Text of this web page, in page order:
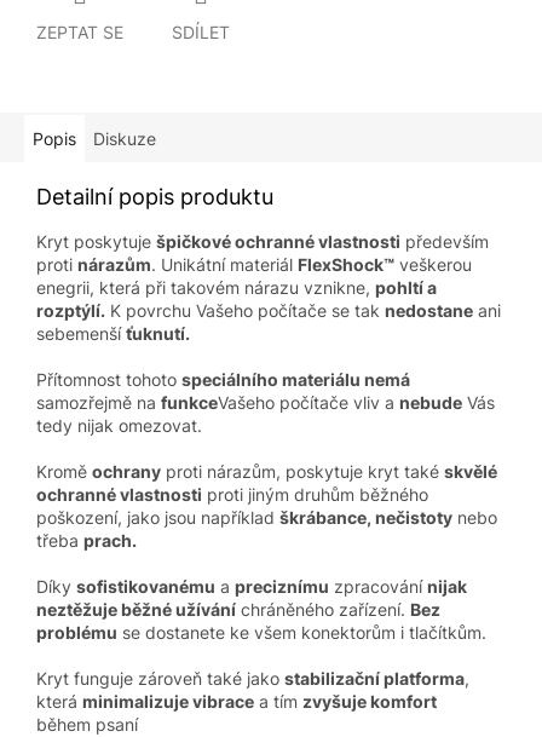
ZEPTAT SE SDÍLET
Popis Diskuze
Detailní popis produktu
Kryt poskytuje špičkové ochranné vlastnosti především
proti nárazům. Unikátní materiál FlexShock™ veškerou
enegrii, která při takovém nárazu vznikne, pohltí a
rozptýlí. K povrchu Vašeho počítače se tak nedostane ani
sebemenšíťuknutí.
Přítomnost tohoto speciálního materiálu nemá
samozřejmě na funkceVašeho počítače vliv a nebude Vás
tedy nijak omezovat.
Kromě ochrany proti nárazům, poskytuje kryt také skvělé
ochranné vlastnosti proti jiným druhům běžného
poškození, jako jsou například škrábance, nečistoty nebo
třeba prach.
Díky sofistikovanému a preciznímu zpracovánínijak
neztěžuje běžné užívání chráněného zařízení. Bez
problému se dostanete ke všem konektorům i tlačítkům.
Kryt funguje zároveň také jako stabilizační platforma,
která minimalizuje vibrace a tím zvyšuje komfort
během psaní